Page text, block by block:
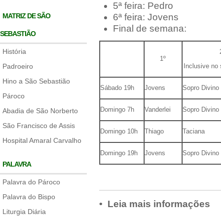
MATRIZ DE SÃO
SEBASTIÃO
História
Padroeiro
Hino a São Sebastião
Pároco
Abadia de São Norberto
São Francisco de Assis
Hospital Amaral Carvalho
PALAVRA
Palavra do Pároco
Palavra do Bispo
Liturgia Diária
5ª feira: Pedro
6ª feira: Jovens
Final de semana:
1º
Inclusive no
Sábado 19h Jovens Sopro Divino
Domingo 7h Vanderlei Sopro Divino
Domingo 10h Thiago Taciana
Domingo 19h Jovens Sopro Divino
• Leia mais informações